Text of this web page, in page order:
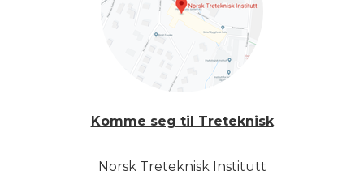
Komme seg til Treteknisk
Norsk Treteknisk Institutt